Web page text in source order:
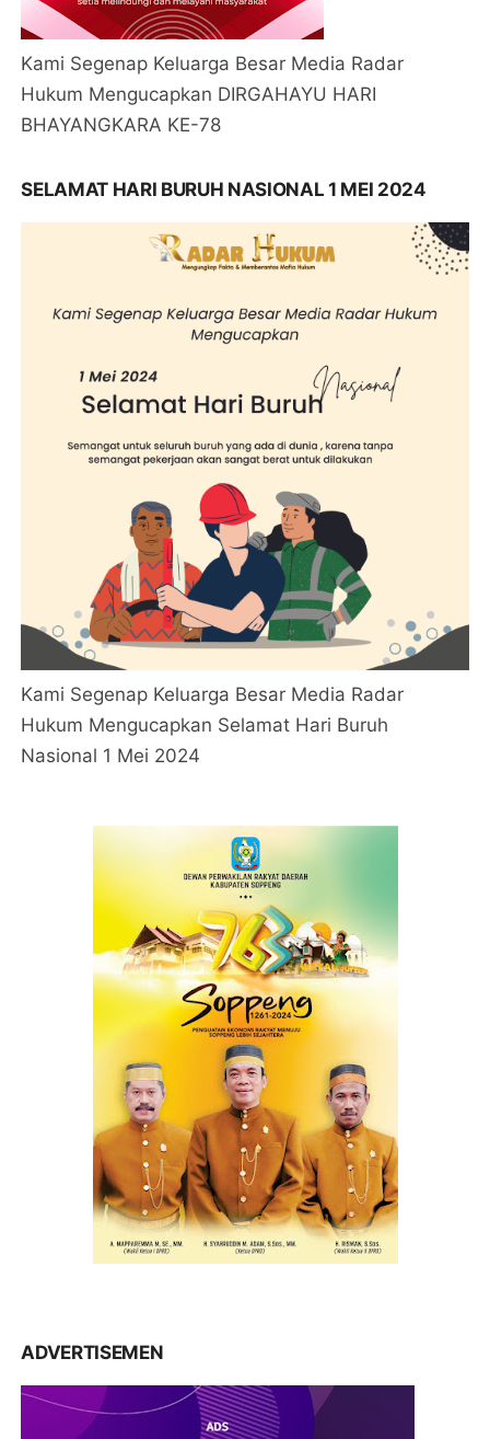
Kami Segenap Keluarga Besar Media Radar
Hukum Mengucapkan DIRGAHAYU HARI
BHAYANGKARA KE-78
SELAMAT HARI BURUH NASIONAL 1 MEI 2024
Kami Segenap Keluarga Besar Media Radar
Hukum Mengucapkan Selamat Hari Buruh
Nasional 1 Mei 2024
ADVERTISEMEN